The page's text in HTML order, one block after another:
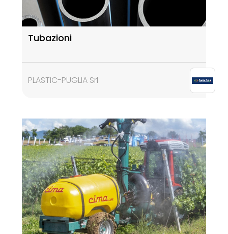
Tubazioni
PLASTIC-PUGLIA Srl